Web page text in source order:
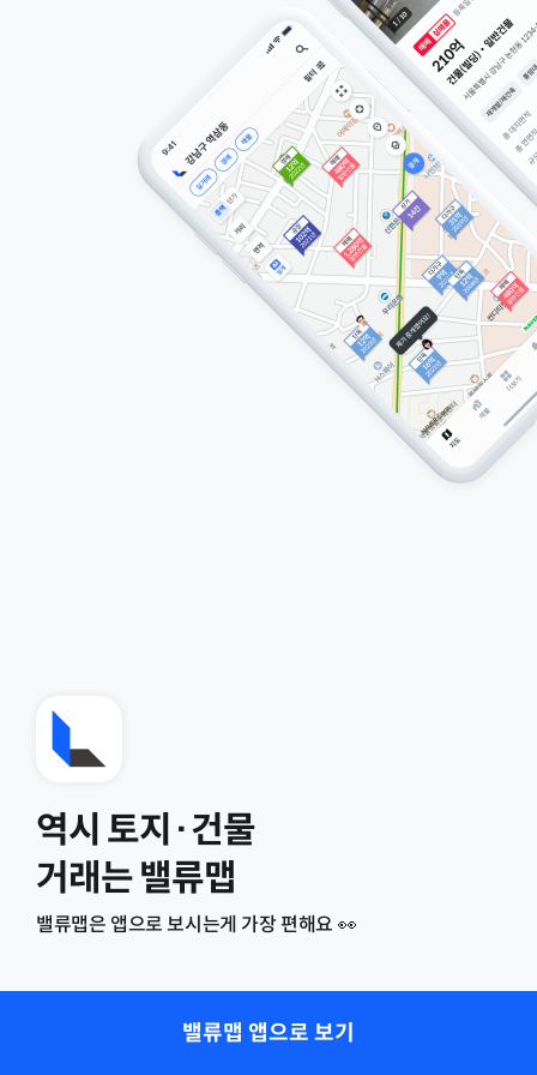
역시 토지·건물
거래는 밸류맵
밸류맵은 앱으로 보시는게 가장 편해요 👀
밸류맵 앱으로 보기